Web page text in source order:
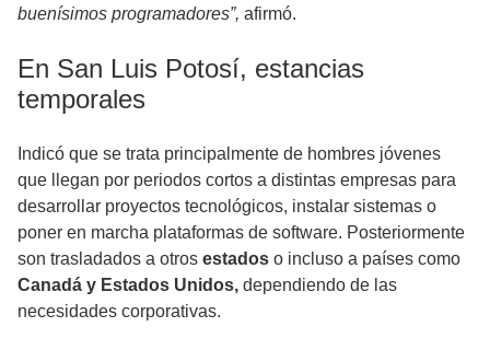
buenísimos programadores”, afirmó.
En San Luis Potosí, estancias
temporales
Indicó que se trata principalmente de hombres jóvenes
que llegan por periodos cortos a distintas empresas para
desarrollar proyectos tecnológicos, instalar sistemas o
poner en marcha plataformas de software. Posteriormente
son trasladados a otros estados o incluso a países como
Canadá y Estados Unidos, dependiendo de las
necesidades corporativas.